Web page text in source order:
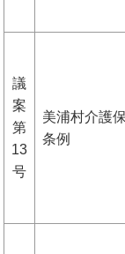
議
案
第
13
号
美浦村介護
条例